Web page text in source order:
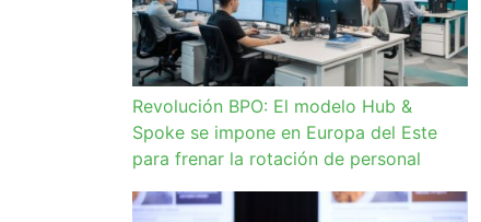
Revolución BPO: El modelo Hub &
Spoke se impone en Europa del Este
para frenar la rotación de personal